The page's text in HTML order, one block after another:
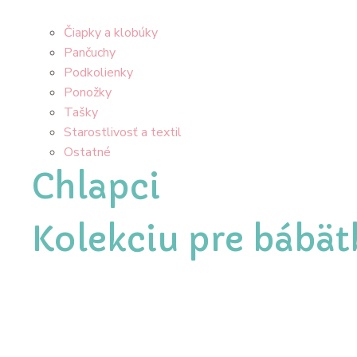
Čiapky a klobúky
Pančuchy
Podkolienky
Ponožky
Tašky
Starostlivosť a textil
Ostatné
Chlapci
Kolekciu pre